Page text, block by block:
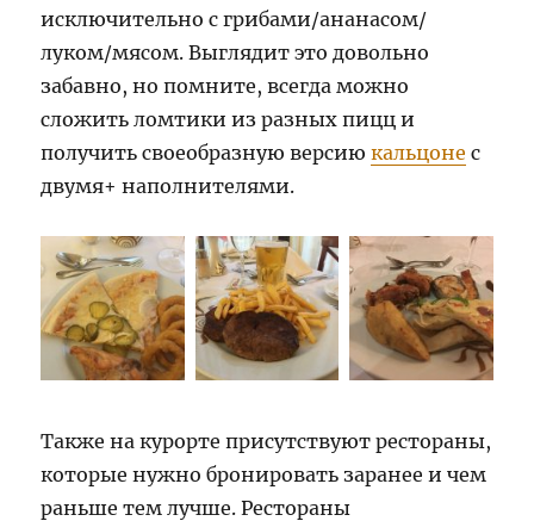
исключительно с грибами/ананасом/
луком/мясом. Выглядит это довольно
забавно, но помните, всегда можно
сложить ломтики из разных пицц и
получить своеобразную версиюкальцоне с
двумя+ наполнителями.
Также на курорте присутствуют рестораны,
которые нужно бронировать заранее и чем
раньше тем лучше. Рестораны